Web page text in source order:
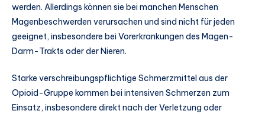
werden. Allerdings können sie bei manchen Menschen
Magenbeschwerden verursachen und sind nicht für jeden
geeignet, insbesondere bei Vorerkrankungen des Magen-
Darm-Trakts oder der Nieren.
Starke verschreibungspflichtige Schmerzmittel aus der
Opioid-Gruppe kommen bei intensiven Schmerzen zum
Einsatz, insbesondere direkt nach der Verletzung oder